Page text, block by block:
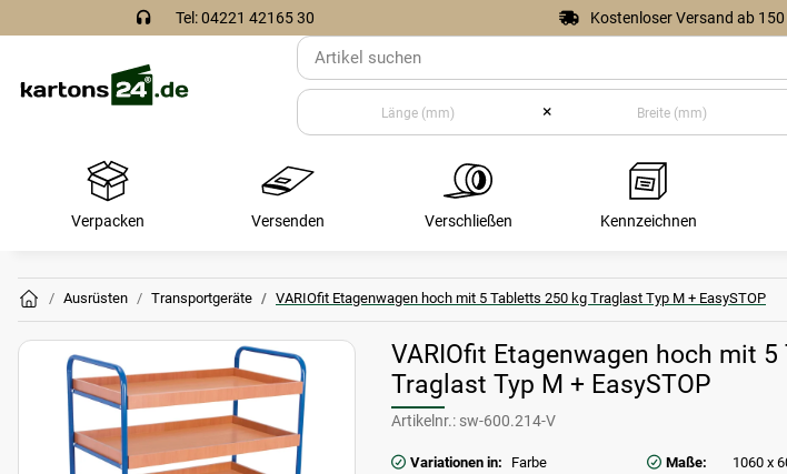
Tel: 04221 42165 30 Kostenloser Versand ab
×
Verpacken Versenden Verschließen Kennzeichnen
Ausrüsten Transportgeräte VARIOfit Etagenwagen hoch mit 5 Tabletts 250 kg Traglast Typ M + EasySTOP
VARIOfit Etagenwagen hoch mit
Traglast Typ M + EasySTOP
Artikelnr.: sw-600.214-V
Variationen in: Farbe Maße:
1060 x